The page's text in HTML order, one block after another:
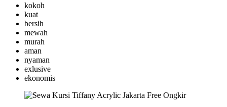
kokoh
kuat
bersih
mewah
murah
aman
nyaman
exlusive
ekonomis